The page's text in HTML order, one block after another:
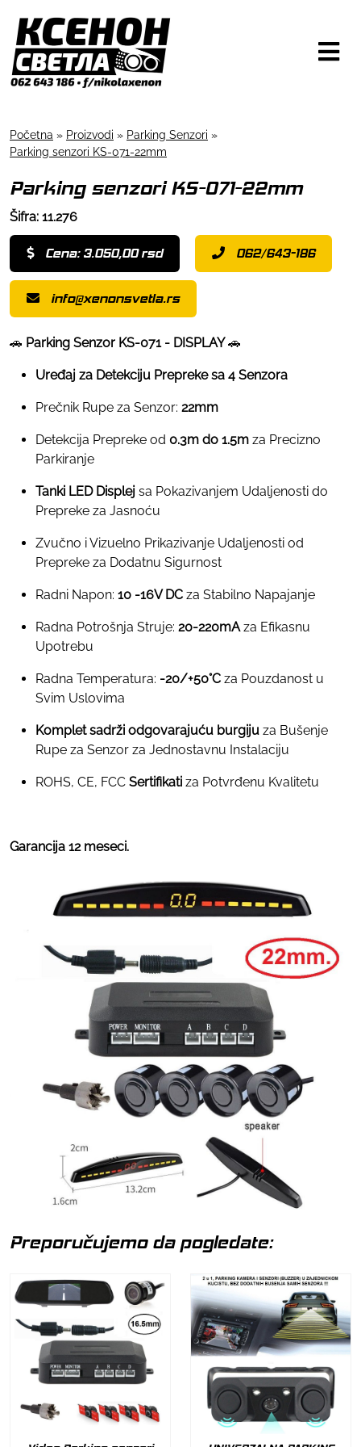
Početna » Proizvodi » Parking Senzori »
Parking senzori KS-071-22mm
Parking senzori KS-071-22mm
Šifra: 11.276
Cena: 3.050,00 rsd 062/643-186
info@xenonsvetla.rs
🚗 Parking Senzor KS-071 - DISPLAY🚗
Uređaj za Detekciju Prepreke sa 4 Senzora
Prečnik Rupe za Senzor: 22mm
Detekcija Prepreke od 0.3m do 1.5m za Precizno
Parkiranje
Tanki LED Displej sa Pokazivanjem Udaljenosti do
Prepreke za Jasnoću
Zvučno i Vizuelno Prikazivanje Udaljenosti od
Prepreke za Dodatnu Sigurnost
Radni Napon: 10 -16V DC za Stabilno Napajanje
Radna Potrošnja Struje: 20-220mA za Efikasnu
Upotrebu
Radna Temperatura: -20/+50°C za Pouzdanost u
Svim Uslovima
Komplet sadrži odgovarajuću burgiju za Bušenje
Rupe za Senzor za Jednostavnu Instalaciju
ROHS, CE, FCC Sertifikati za Potvrđenu Kvalitetu
Garancija 12 meseci.
Preporučujemo da pogledate: